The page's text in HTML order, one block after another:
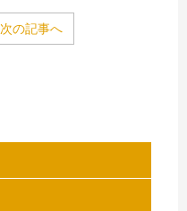
次の記事へ